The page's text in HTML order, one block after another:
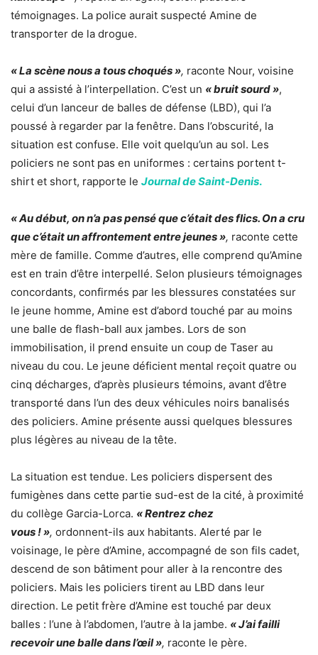
témoignages. La police aurait suspecté Amine de
transporter de la drogue.
« La scène nous a tous choqués », raconte Nour, voisine
qui a assisté à l’interpellation. C’est un « bruit sourd »,
celui d’un lanceur de balles de défense (LBD), qui l’a
poussé à regarder par la fenêtre. Dans l’obscurité, la
situation est confuse. Elle voit quelqu’un au sol. Les
policiers ne sont pas en uniformes : certains portent t-
shirt et short, rapporte le Journal de Saint-Denis.
« Au début, on n’a pas pensé que c’était des flics. On a cru
que c’était un affrontement entre jeunes », raconte cette
mère de famille. Comme d’autres, elle comprend qu’Amine
est en train d’être interpellé. Selon plusieurs témoignages
concordants, confirmés par les blessures constatées sur
le jeune homme, Amine est d’abord touché par au moins
une balle de flash-ball aux jambes. Lors de son
immobilisation, il prend ensuite un coup de Taser au
niveau du cou. Le jeune déficient mental reçoit quatre ou
cinq décharges, d’après plusieurs témoins, avant d’être
transporté dans l’un des deux véhicules noirs banalisés
des policiers. Amine présente aussi quelques blessures
plus légères au niveau de la tête.
La situation est tendue. Les policiers dispersent des
fumigènes dans cette partie sud-est de la cité, à proximité
du collège Garcia-Lorca. « Rentrez chez
vous ! », ordonnent-ils aux habitants. Alerté par le
voisinage, le père d’Amine, accompagné de son fils cadet,
descend de son bâtiment pour aller à la rencontre des
policiers. Mais les policiers tirent au LBD dans leur
direction. Le petit frère d’Amine est touché par deux
balles : l’une à l’abdomen, l’autre à la jambe. « J’ai failli
recevoir une balle dans l’œil », raconte le père.